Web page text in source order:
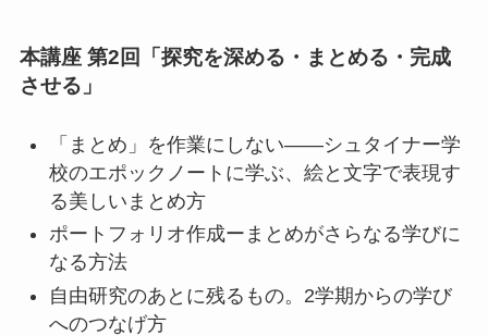
本講座 第2回「探究を深める・まとめる・完成
させる」
「まとめ」を作業にしない——シュタイナー学
校のエポックノートに学ぶ、絵と文字で表現す
る美しいまとめ方
ポートフォリオ作成ーまとめがさらなる学びに
なる方法
自由研究のあとに残るもの。2学期からの学び
へのつなげ方